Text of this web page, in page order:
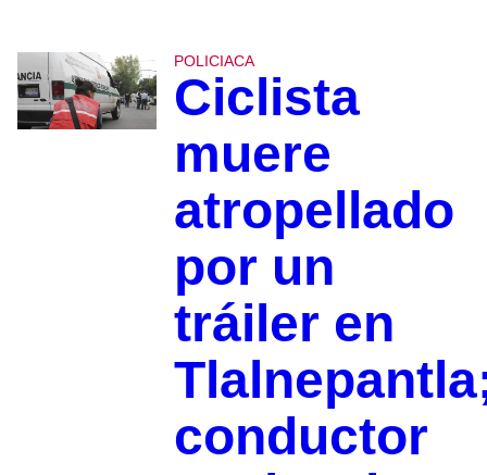
POLICIACA
Ciclista
muere
atropellado
por un
tráiler en
conductor